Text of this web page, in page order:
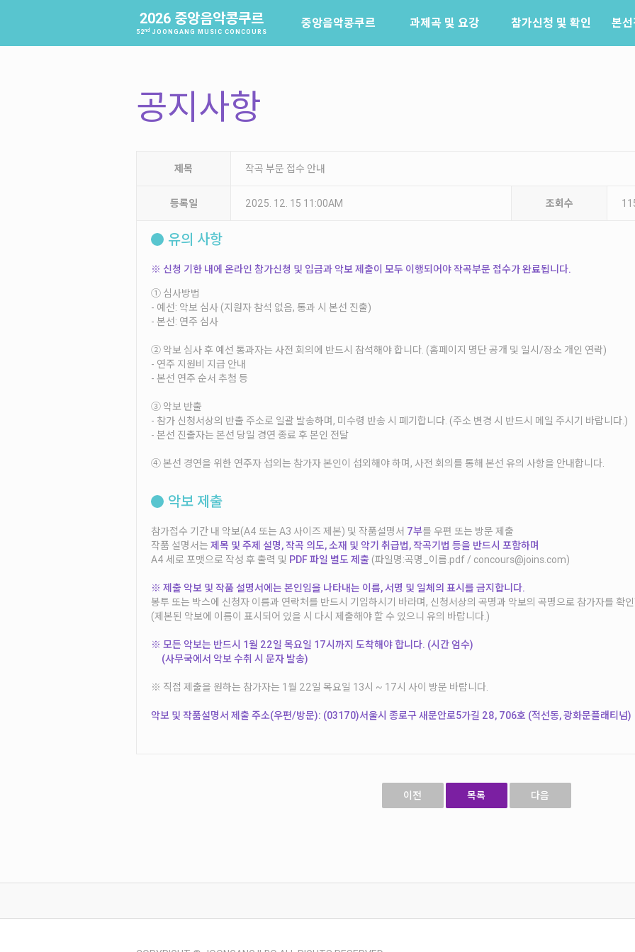
2026 중앙음악콩쿠르
52nd JOONGANG MUSIC CONCOURS
중앙음악콩쿠르 과제곡 및 요강 참가신청 및 확인 본
공지사항
제목 작곡 부문 접수 안내
등록일 2025. 12. 15 11:00AM 조회수
유의 사항
※ 신청 기한 내에 온라인 참가신청 및 입금과 악보 제출이 모두 이행되어야 작곡부문 접수가 완료됩니다.
① 심사방법
- 예선: 악보 심사 (지원자 참석 없음, 통과 시 본선 진출)
- 본선: 연주 심사
② 악보 심사 후 예선 통과자는 사전 회의에 반드시 참석해야 합니다. (홈페이지 명단 공개 및 일시/장소 개인 연락)
- 연주 지원비 지급 안내
- 본선 연주 순서 추첨 등
③ 악보 반출
- 참가 신청서상의 반출 주소로 일괄 발송하며, 미수령 반송 시 폐기합니다. (주소 변경 시 반드시 메일 주시기 바랍니다.)
- 본선 진출자는 본선 당일 경연 종료 후 본인 전달
④ 본선 경연을 위한 연주자 섭외는 참가자 본인이 섭외해야 하며, 사전 회의를 통해 본선 유의 사항을 안내합니다.
악보 제출
참가접수 기간 내 악보(A4 또는 A3 사이즈 제본) 및 작품설명서 7부를 우편 또는 방문 제출
작품 설명서는 제목 및 주제 설명, 작곡 의도, 소재 및 악기 취급법, 작곡기법 등을 반드시 포함하며
A4 세로 포맷으로 작성 후 출력 및 PDF 파일 별도 제출 (파일명:곡명_이름.pdf / concours@joins.com)
※ 제출 악보 및 작품 설명서에는 본인임을 나타내는 이름, 서명 및 일체의 표시를 금지합니다.
봉투 또는 박스에 신청자 이름과 연락처를 반드시 기입하시기 바라며, 신청서상의 곡명과 악보의 곡명으로 참가자를 확
(제본된 악보에 이름이 표시되어 있을 시 다시 제출해야 할 수 있으니 유의 바랍니다.)
※ 모든 악보는 반드시 1월 22일 목요일 17시까지 도착해야 합니다. (시간 엄수)
(사무국에서 악보 수취 시 문자 발송)
※ 직접 제출을 원하는 참가자는 1월 22일 목요일 13시 ~ 17시 사이 방문 바랍니다.
악보 및 작품설명서 제출 주소(우편/방문): (03170)서울시 종로구 새문안로5가길 28, 706호 (적선동, 광화문플래티넘)
이전 목록 다음